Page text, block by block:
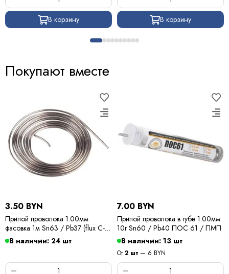
В корзину В корзину
Покупают вместе
3.50 BYN
Припой проволока 1.00мм
фасовка 1м Sn63 / Pb37 (flux C-6)
ПОС 63 / Kewei
В наличии: 24 шт
7.00 BYN
Припой проволока в тубе 1.00мм
10г Sn60 / Pb40 ПОС 61 / ПМП
В наличии: 13 шт
От2 шт — 6 BYN